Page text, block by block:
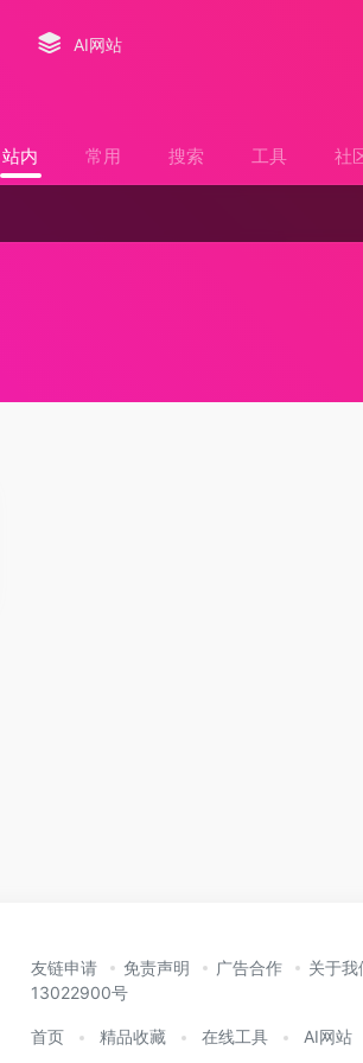
AI网站
站内 常用 搜索 工具 社
友链申请 免责声明 广告合作
关于我
13022900号
首页 精品收藏 在线工具 AI网站